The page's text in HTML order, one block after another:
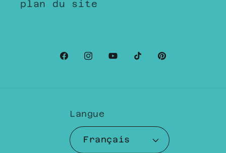
plan du site
Facebook
Instagram
YouTubeTikTokPinterest
Langue
Français